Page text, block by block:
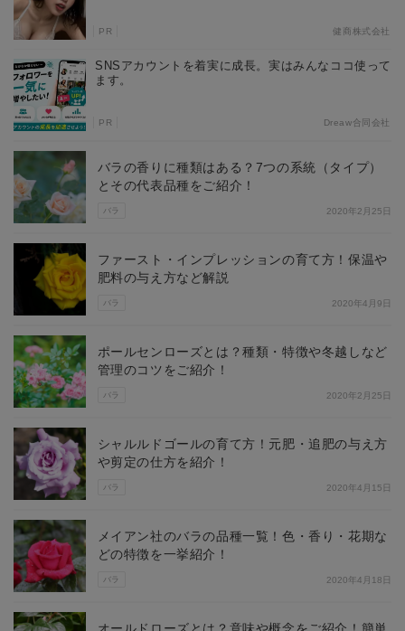
PR 健商株式会社
SNSアカウントを着実に成長。実はみんなココ使って
ます。
PR Dreaw合同会社
バラ
バラの香りに種類はある？7つの系統（タイプ）
とその代表品種をご紹介！
2020年2月25日
バラ
ファースト・インプレッションの育て方！保温や
肥料の与え方など解説
2020年4月9日
バラ
ポールセンローズとは？種類・特徴や冬越しなど
管理のコツをご紹介！
2020年2月25日
バラ
シャルルドゴールの育て方！元肥・追肥の与え方
や剪定の仕方を紹介！
2020年4月15日
バラ
メイアン社のバラの品種一覧！色・香り・花期な
どの特徴を一挙紹介！
2020年4月18日
オールドローズとは？意味や概念をご紹介！簡単